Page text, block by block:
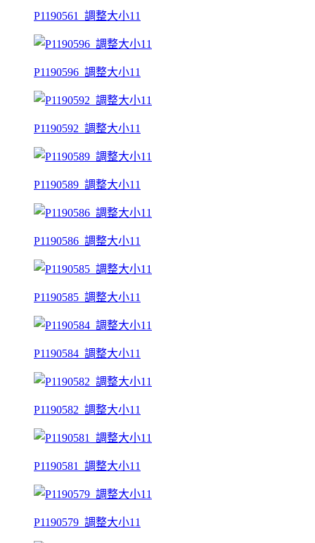
P1190561_調整大小11
P1190596_調整大小11
P1190592_調整大小11
P1190589_調整大小11
P1190586_調整大小11
P1190585_調整大小11
P1190584_調整大小11
P1190582_調整大小11
P1190581_調整大小11
P1190579_調整大小11